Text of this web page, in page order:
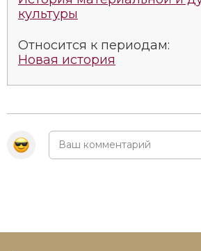
культуры
Относится к периодам:
Новая история